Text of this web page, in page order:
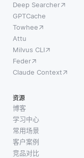
Deep Searcher
GPTCache
Towhee
Attu
Milvus CLI
Feder
Claude Context
资源
博客
学习中心
常用场景
客户案例
竞品对比